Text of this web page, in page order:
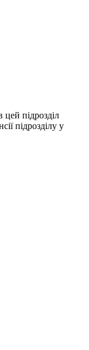
підрозділ
підрозділу у